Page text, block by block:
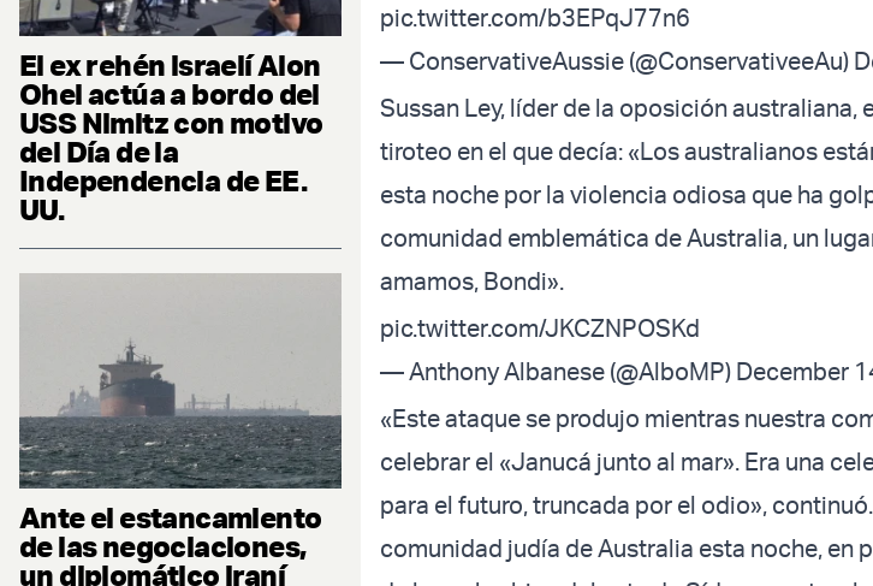
El ex rehén israelí Alon
Ohel actúa a bordo del
USS Nimitz con motivo
del Día de la
Independencia de EE.
UU.
Ante el estancamiento
de las negociaciones,
un diplomático iraní
pic.twitter.com/b3EPqJ77n6
— ConservativeAussie (@ConservativeeAu)
Sussan Ley, líder de la oposición
tiroteo en el que decía: «Los australianos
esta noche por la violencia odiosa que ha
comunidad emblemática de Australia, un
amamos, Bondi».
pic.twitter.com/JKCZNPOSKd
— Anthony Albanese (@AlboMP) December
«Este ataque se produjo mientras nuestra
celebrar el «Janucá junto al mar». Era una
para el futuro, truncada por el odio»,
comunidad judía de Australia esta noche, en